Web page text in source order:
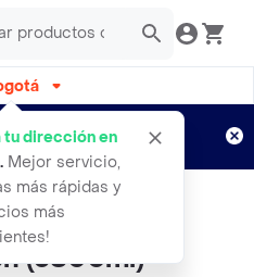
tu dirección en
. Mejor servicio,
más rápidas y
más
semanas
Aplican TyC
(3800ml)